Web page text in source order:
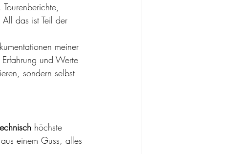
das ist Teil der
meiner
und Werte
sondern selbst
höchste
einem Guss, alles